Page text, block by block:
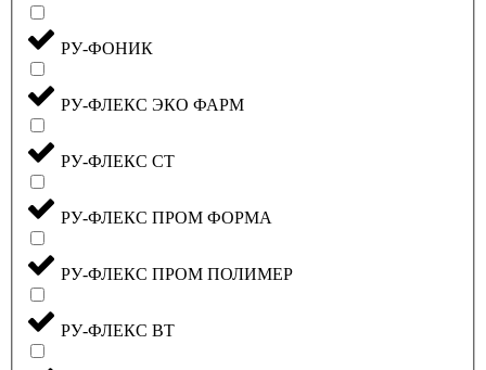
РУ-ФОНИК
РУ-ФЛЕКС ЭКО ФАРМ
РУ-ФЛЕКС СТ
РУ-ФЛЕКС ПРОМ ФОРМА
РУ-ФЛЕКС ПРОМ ПОЛИМЕР
РУ-ФЛЕКС ВТ